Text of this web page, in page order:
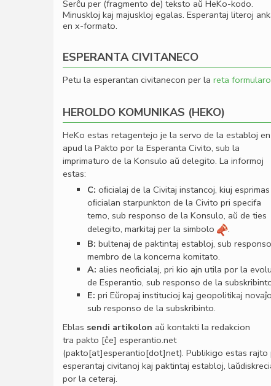
Serĉu per (fragmento de) teksto aŭ HeKo-kodo.
Minuskloj kaj majuskloj egalas. Esperantaj literoj
en x-formato.
ESPERANTA CIVITANECO
Petu la esperantan civitanecon per la reta formularo
HEROLDO KOMUNIKAS (HEKO)
HeKo estas retagentejo je la servo de la establoj
apud la Pakto por la Esperanta Civito, sub la
imprimaturo de la Konsulo aŭ delegito. La informoj
estas:
C: oﬁcialaj de la Civitaj instancoj, kiuj
oﬁcialan starpunkton de la Civito pri specifa
temo, sub responso de la Konsulo, aŭ de ties
delegito, markitaj per la simbolo
.
B: bultenaj de paktintaj establoj, sub
membro de la koncerna komitato.
A: alies neoﬁcialaj, pri kio ajn utila por la
de Esperantio, sub responso de la
E: pri Eŭropaj institucioj kaj geopolitikaj
sub responso de la subskribinto.
Eblas sendi artikolon aŭ kontakti la redakcion
tra pakto [ĉe] esperantio.net
(pakto[at]esperantio[dot]net). Publikigo estas rajto
esperantaj civitanoj kaj paktintaj establoj,
por la ceteraj.